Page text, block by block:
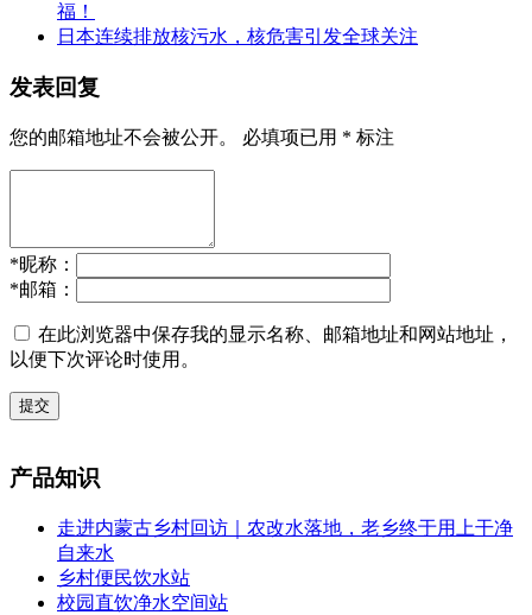
福！
日本连续排放核污水，核危害引发全球关注
发表回复
您的邮箱地址不会被公开。 必填项已用 * 标注
*昵称：
*邮箱：
在此浏览器中保存我的显示名称、邮箱地址和网站地址，
以便下次评论时使用。
提交
产品知识
走进内蒙古乡村回访｜农改水落地，老乡终于用上干净
自来水
乡村便民饮水站
校园直饮净水空间站